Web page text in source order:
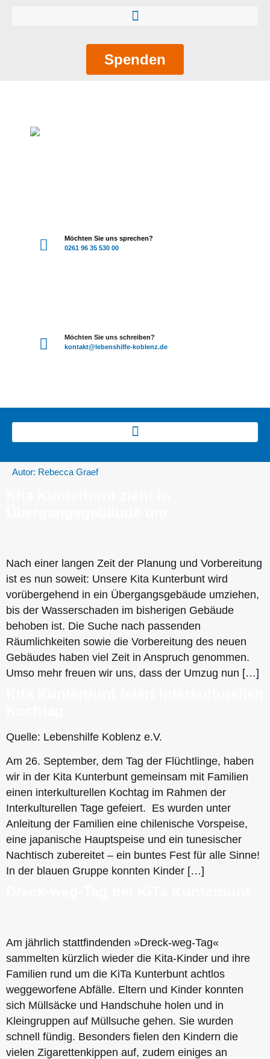
Spenden
Möchten Sie uns sprechen?
0261 96 35 530 00
Möchten Sie uns schreiben?
kontakt@lebenshilfe-koblenz.de
Autor: Rebecca Graef
Nach einer langen Zeit der Planung und Vorbereitung
ist es nun soweit: Unsere Kita Kunterbunt wird
vorübergehend in ein Übergangsgebäude umziehen,
bis der Wasserschaden im bisherigen Gebäude
behoben ist. Die Suche nach passenden
Räumlichkeiten sowie die Vorbereitung des neuen
Gebäudes haben viel Zeit in Anspruch genommen.
Umso mehr freuen wir uns, dass der Umzug nun […]
Quelle: Lebenshilfe Koblenz e.V.
Am 26. September, dem Tag der Flüchtlinge, haben
wir in der Kita Kunterbunt gemeinsam mit Familien
einen interkulturellen Kochtag im Rahmen der
Interkulturellen Tage gefeiert. Es wurden unter
Anleitung der Familien eine chilenische Vorspeise,
eine japanische Hauptspeise und ein tunesischer
Nachtisch zubereitet – ein buntes Fest für alle Sinne!
In der blauen Gruppe konnten Kinder […]
Am jährlich stattfindenden »Dreck-weg-Tag«
sammelten kürzlich wieder die Kita-Kinder und ihre
Familien rund um die KiTa Kunterbunt achtlos
weggeworfene Abfälle. Eltern und Kinder konnten
sich Müllsäcke und Handschuhe holen und in
Kleingruppen auf Müllsuche gehen. Sie wurden
schnell fündig. Besonders fielen den Kindern die
vielen Zigarettenkippen auf, zudem einiges an